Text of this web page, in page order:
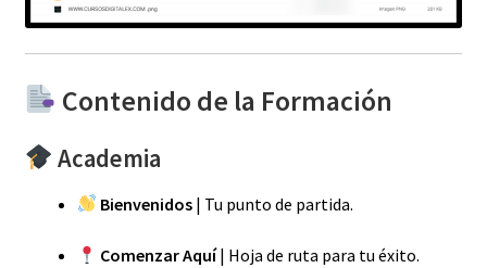
Contenido de la Formación
Academia
Bienvenidos| Tu punto de partida.
Comenzar Aquí| Hoja de ruta para tu éxito.